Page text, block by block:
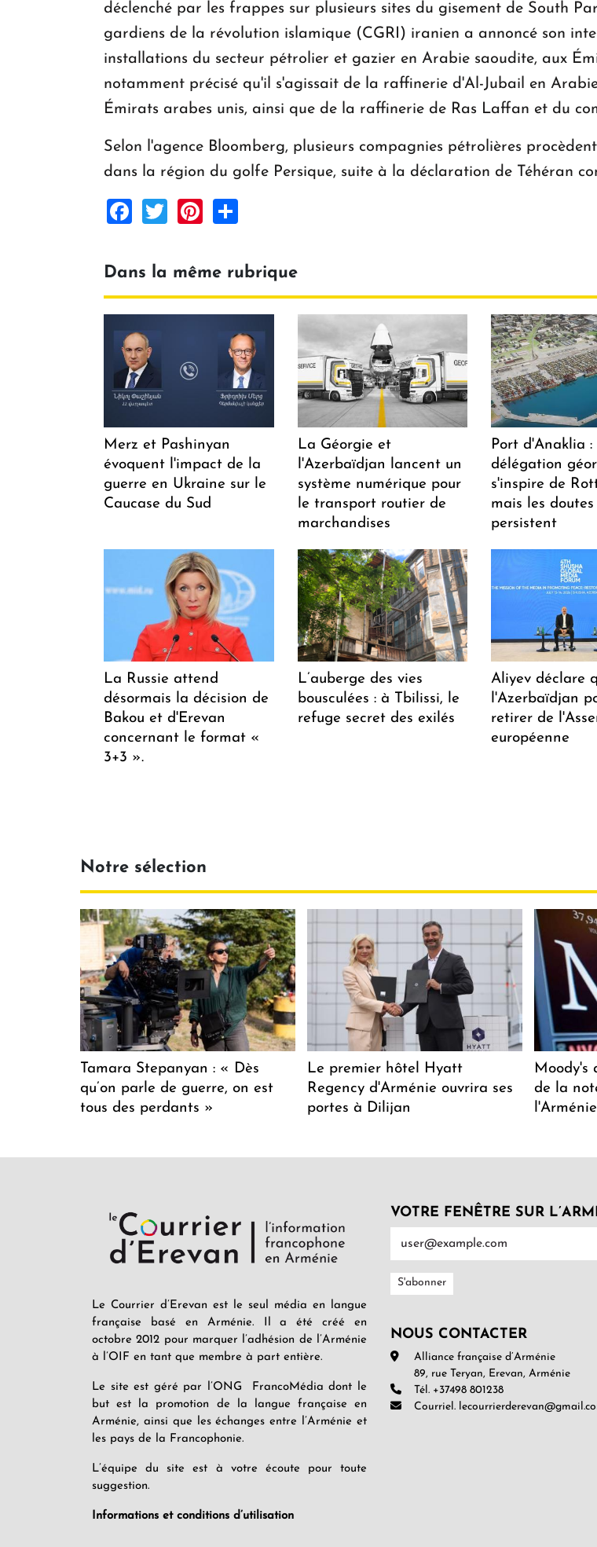
déclenché par les frappes sur plusieurs sites du gisement de South
gardiens de la révolution islamique (CGRI) iranien a annoncé son
installations du secteur pétrolier et gazier en Arabie saoudite, aux
notamment précisé qu'il s'agissait de la raffinerie d'Al-Jubail en
Émirats arabes unis, ainsi que de la raffinerie de Ras Laffan et du
Selon l'agence Bloomberg, plusieurs compagnies pétrolières
dans la région du golfe Persique, suite à la déclaration de Téhéran
Facebook
TwitterPinterest
Dans la même rubrique
Merz et Pashinyan
évoquent l'impact de la
guerre en Ukraine sur le
Caucase du Sud
La Géorgie et
l'Azerbaïdjan lancent un
système numérique pour
le transport routier de
marchandises
Port d'Anaklia :
délégation
s'inspire de
mais les doutes
persistent
La Russie attend
désormais la décision de
Bakou et d'Erevan
concernant le format «
3+3 ».
L’auberge des vies
bousculées : à Tbilissi, le
refuge secret des exilés
Aliyev déclare
l'Azerbaïdjan
retirer de
européenne
Notre sélection
Tamara Stepanyan : « Dès
qu’on parle de guerre, on est
tous des perdants »
Le premier hôtel Hyatt
Regency d'Arménie ouvrira ses
portes à Dilijan
Moody's
de la
Le Courrier d’Erevan est le seul média en langue
française basé en Arménie. Il a été créé en
octobre 2012 pour marquer l’adhésion de l’Arménie
à l’OIF en tant que membre à part entière.
Le site est géré par l’ONG FrancoMédia dont le
but est la promotion de la langue française en
Arménie, ainsi que les échanges entre l’Arménie et
les pays de la Francophonie.
L’équipe du site est à votre écoute pour toute
suggestion.
Informations et conditions d’utilisation
VOTRE FENÊTRE SUR
NOUS CONTACTER
Alliance française d’Arménie
89, rue Teryan, Erevan, Arménie
Tél. +37498 801238
Courriel.